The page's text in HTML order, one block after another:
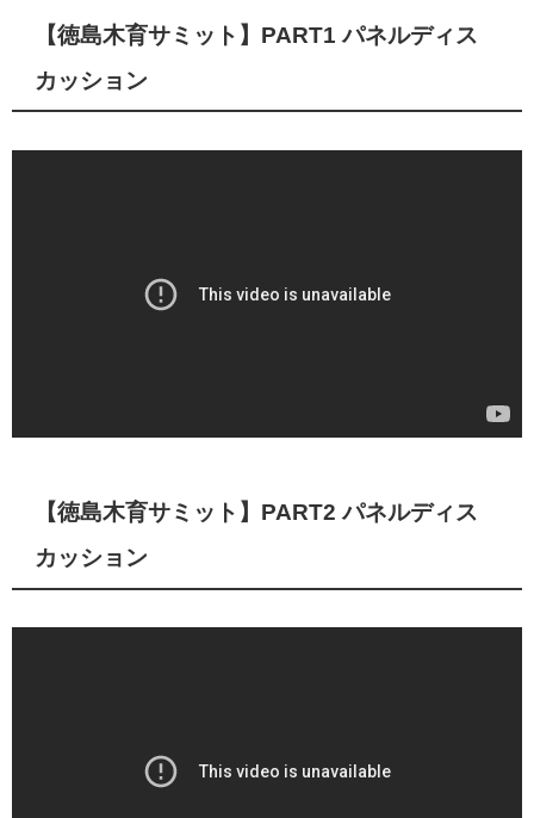
【徳島木育サミット】PART1 パネルディス
カッション
【徳島木育サミット】PART2 パネルディス
カッション